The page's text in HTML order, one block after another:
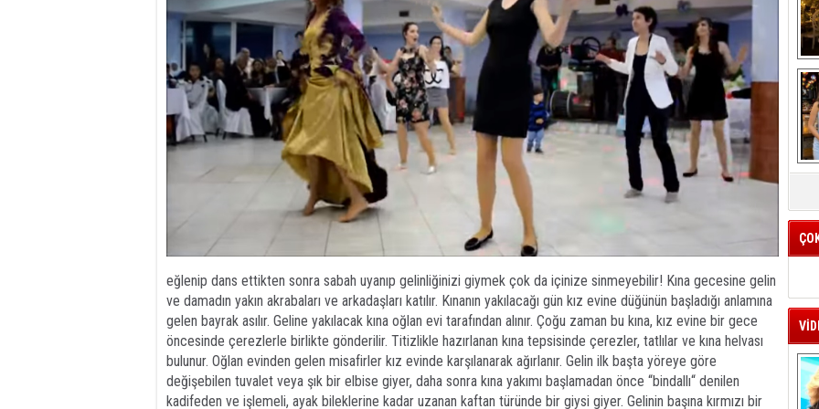
eğlenip dans ettikten sonra sabah uyanıp gelinliğinizi giymek çok da içinize sinmeyebilir! Kına gecesine gelin
ve damadın yakın akrabaları ve arkadaşları katılır. Kınanın yakılacağı gün kız evine düğünün başladığı anlamına
gelen bayrak asılır. Geline yakılacak kına oğlan evi tarafından alınır. Çoğu zaman bu kına, kız evine bir gece
öncesinde çerezlerle birlikte gönderilir. Titizlikle hazırlanan kına tepsisinde çerezler, tatlılar ve kına helvası
bulunur. Oğlan evinden gelen misafirler kız evinde karşılanarak ağırlanır. Gelin ilk başta yöreye göre
değişebilen tuvalet veya şık bir elbise giyer, daha sonra kına yakımı başlamadan önce “bindallı“ denilen
kadifeden ve işlemeli, ayak bileklerine kadar uzanan kaftan türünde bir giysi giyer. Gelinin başına kırmızı bir